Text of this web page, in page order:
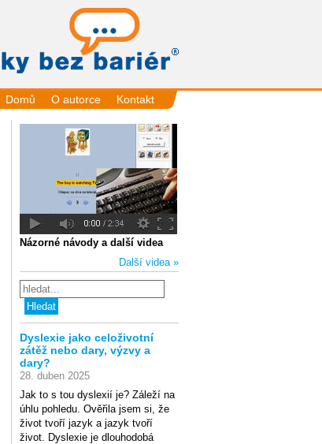
Domů O autorce Kontakt
Názorné návody a další videa
Další videa »
Dyslexie jako celoživotní
zátěž nebo dary, výzvy a
dary?
28. duben 2025
Jak to s tou dyslexií je? Záleží na
úhlu pohledu. Ověřila jsem si, že
život tvoří jazyk a jazyk tvoří
život. Dyslexie je dlouhodobá